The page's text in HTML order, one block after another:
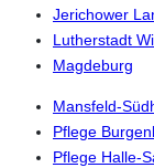
Jerichower
Lutherstadt
Magdeburg
Mansfeld-
Pflege
Pflege Halle-